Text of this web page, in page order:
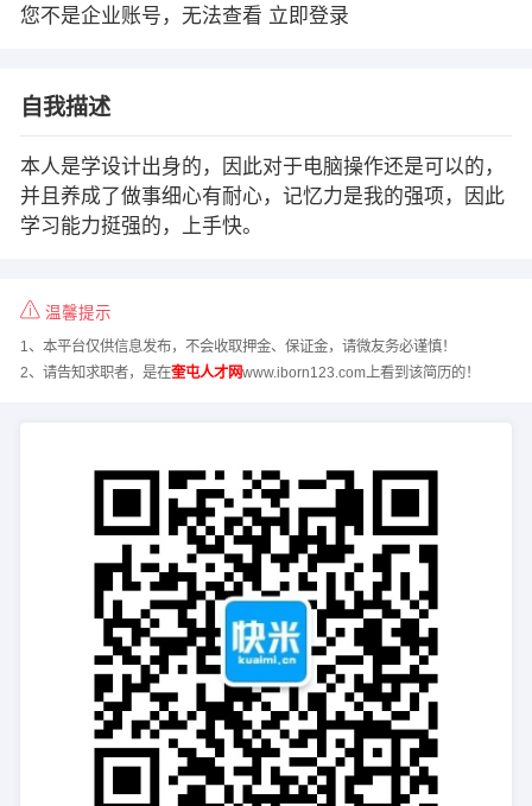
您不是企业账号，无法查看 立即登录
自我描述
本人是学设计出身的，因此对于电脑操作还是可以的，
并且养成了做事细心有耐心，记忆力是我的强项，因此
学习能力挺强的，上手快。
温馨提示
1、本平台仅供信息发布，不会收取押金、保证金，请微友务必谨慎！
2、请告知求职者，是在奎屯人才网www.iborn123.com上看到该简历的！